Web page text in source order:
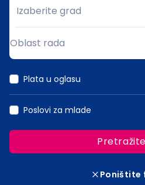
Grad
Izaberite grad
Oblast rada
Plata u oglasu
Poslovi za mlade
Pretražite
Poništite